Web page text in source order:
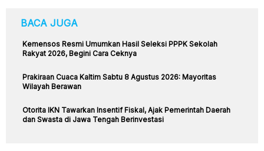
BACA JUGA
Kemensos Resmi Umumkan Hasil Seleksi PPPK Sekolah
Rakyat 2026, Begini Cara Ceknya
Prakiraan Cuaca Kaltim Sabtu 8 Agustus 2026: Mayoritas
Wilayah Berawan
Otorita IKN Tawarkan Insentif Fiskal, Ajak Pemerintah Daerah
dan Swasta di Jawa Tengah Berinvestasi